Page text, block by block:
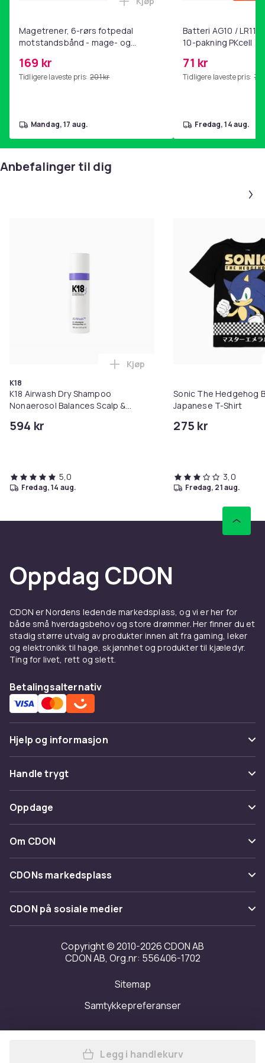
Magetrener, 6-rørs fotpedal
motstandsbånd - mage- og
hjemmegymnastikk Pink
169 kr
Tidligere laveste pris: 201 kr
Legg Magetrener, 6-rørs
mandag, 17 aug.
Batteri AG10 /
10-pakning PKcell
71 kr
Tidligere laveste pris: 76
fredag, 14 aug.
Anbefalinger til dig
K18
K18 Airwash Dry Shampoo
Nonaerosol Balances Scalp &
594 kr
Legg K18 Airwash Dry
Kjøp
5,0
fredag, 14 aug.
Sonic The Hedgehog
Japanese T-Shirt
275 kr
3,0
fredag, 21 aug.
Oppdag CDON
CDON er Nordens ledende markedsplass, og vi er her for
både små hverdagsbehov og store drømmer. Her finner du et
stadig større utvalg av produkter innen alt fra gaming, leker
og elektronikk til hage, skjønnhet og produkter til kjæledyr.
Ting for livet, rett og slett.
Betalingsalternativ
Hjelp og informasjon
Vanlige spørsmål
Spor pakke
Angre & returner her
Kontakt oss
Handle trygt
Betaling
Levering
Tilbakekallinger
Oppdage
Kategorier
Varemerker
Om CDON
Om oss
Kundeanmeldelser
Jobbe på CDON
Investor relations
Tilgjengelighet
CDONs markedsplass
Merchant Help Center
CDON på sosiale medier
Copyright © 2010-2026 CDON AB
CDON AB, Org.nr: 556406-1702
Sitemap
Samtykkepreferanser
Legg Disney Mens The
Legg i handlekurv